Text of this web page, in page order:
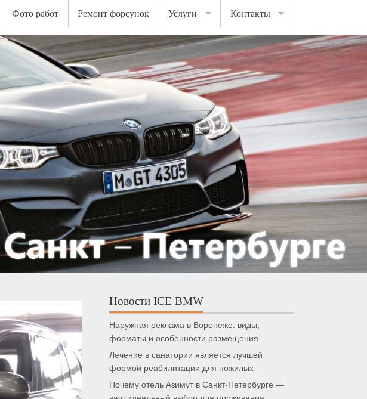
Фото работ Ремонт форсунок Услуги Контакты
Новости ICE BMW
Наружная реклама в Воронеже: виды,
форматы и особенности размещения
Лечение в санатории является лучшей
формой реабилитации для пожилых
Почему отель Азимут в Санкт-Петербурге —